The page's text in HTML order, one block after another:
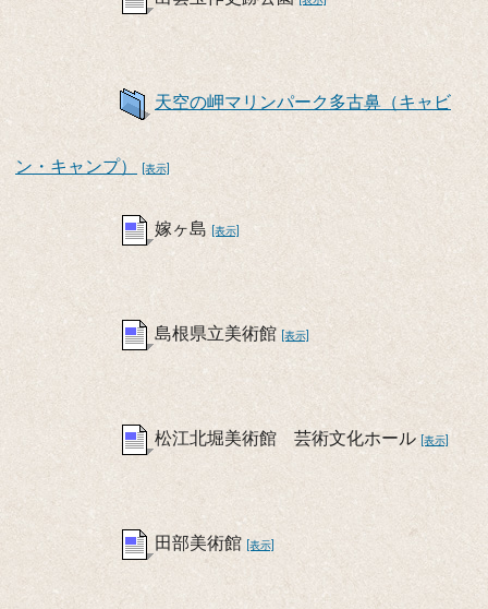
天空の岬マリンパーク多古鼻（キャビ
ン・キャンプ） [表示]
嫁ヶ島 [表示]
島根県立美術館 [表示]
松江北堀美術館 芸術文化ホール [表示]
田部美術館 [表示]